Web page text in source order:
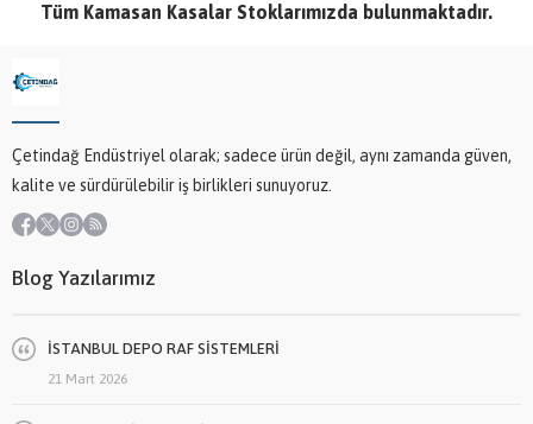
Tüm Kamasan Kasalar Stoklarımızda bulunmaktadır.
Çetindağ Endüstriyel olarak; sadece ürün değil, aynı zamanda güven,
kalite ve sürdürülebilir iş birlikleri sunuyoruz.
Blog Yazılarımız
İSTANBUL DEPO RAF SİSTEMLERİ
21 Mart 2026